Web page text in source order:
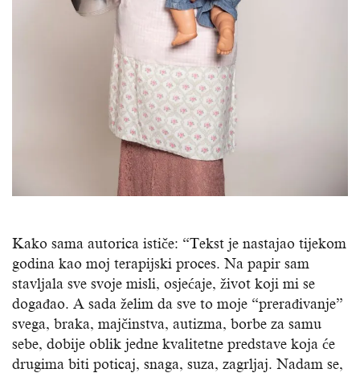
Kako sama autorica ističe: “Tekst je nastajao tijekom
godina kao moj terapijski proces. Na papir sam
stavljala sve svoje misli, osjećaje, život koji mi se
događao. A sada želim da sve to moje “prerađivanje”
svega, braka, majčinstva, autizma, borbe za samu
sebe, dobije oblik jedne kvalitetne predstave koja će
drugima biti poticaj, snaga, suza, zagrljaj. Nadam se,